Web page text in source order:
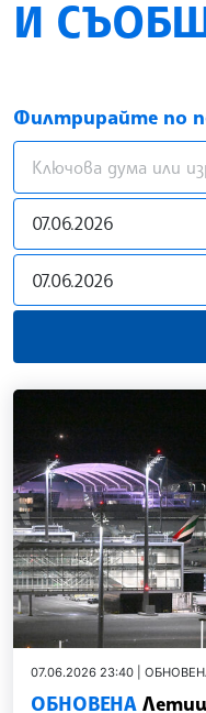
И
Филтрирайте по
news.filter.from
news.filter.to
07.06.2026 23:40 |
ОБНОВЕНА